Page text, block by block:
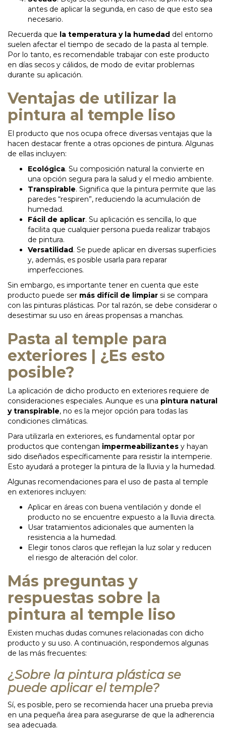
antes de aplicar la segunda, en caso de que esto sea
necesario.
Recuerda que la temperatura y la humedad del entorno
suelen afectar el tiempo de secado de la pasta al temple.
Por lo tanto, es recomendable trabajar con este producto
en días secos y cálidos, de modo de evitar problemas
durante su aplicación.
Ventajas de utilizar la
pintura al temple liso
El producto que nos ocupa ofrece diversas ventajas que la
hacen destacar frente a otras opciones de pintura. Algunas
de ellas incluyen:
Ecológica. Su composición natural la convierte en
una opción segura para la salud y el medio ambiente.
Transpirable. Significa que la pintura permite que las
paredes “respiren”, reduciendo la acumulación de
humedad.
Fácil de aplicar. Su aplicación es sencilla, lo que
facilita que cualquier persona pueda realizar trabajos
de pintura.
Versatilidad. Se puede aplicar en diversas superficies
y, además, es posible usarla para reparar
imperfecciones.
Sin embargo, es importante tener en cuenta que este
producto puede ser más difícil de limpiar si se compara
con las pinturas plásticas. Por tal razón, se debe considerar o
desestimar su uso en áreas propensas a manchas.
Pasta al temple para
exteriores | ¿Es esto
posible?
La aplicación de dicho producto en exteriores requiere de
consideraciones especiales. Aunque es una pintura natural
y transpirable, no es la mejor opción para todas las
condiciones climáticas.
Para utilizarla en exteriores, es fundamental optar por
productos que contengan impermeabilizantes y hayan
sido diseñados específicamente para resistir la intemperie.
Esto ayudará a proteger la pintura de la lluvia y la humedad.
Algunas recomendaciones para el uso de pasta al temple
en exteriores incluyen:
Aplicar en áreas con buena ventilación y donde el
producto no se encuentre expuesto a la lluvia directa.
Usar tratamientos adicionales que aumenten la
resistencia a la humedad.
Elegir tonos claros que reflejan la luz solar y reducen
el riesgo de alteración del color.
Más preguntas y
respuestas sobre la
pintura al temple liso
Existen muchas dudas comunes relacionadas con dicho
producto y su uso. A continuación, respondemos algunas
de las más frecuentes:
¿Sobre la pintura plástica se
puede aplicar el temple?
Sí, es posible, pero se recomienda hacer una prueba previa
en una pequeña área para asegurarse de que la adherencia
sea adecuada.